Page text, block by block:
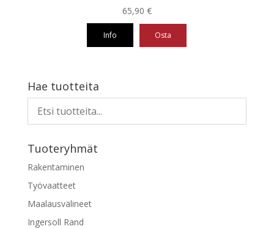
65,90 €
Info Osta
Hae tuotteita
Tuoteryhmät
Rakentaminen
Työvaatteet
Maalausvälineet
Ingersoll Rand